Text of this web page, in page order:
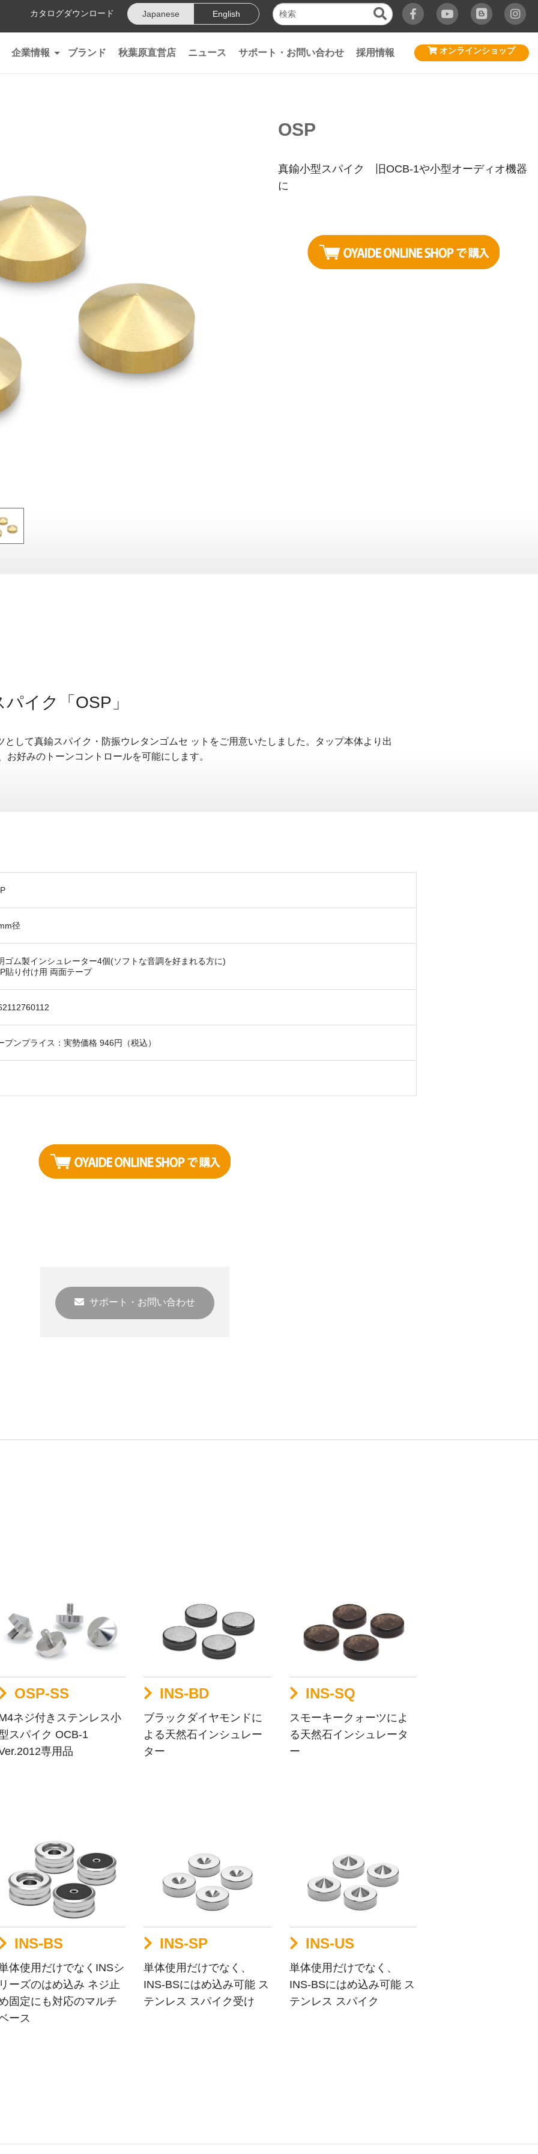
カタログダウンロード Japanese English
企業情報 ブランド 秋葉原直営店 ニュース サポート・お問い合わせ 採用情報 オンラインショップ
OSP
真鍮小型スパイク 旧OCB-1や小型オーディオ機器
に
イク「OSP」
として真鍮スパイク・防振ウレタンゴムセ ットをご用意いたしました。タップ本体より出
お好みのトーンコントロールを可能にします。
径
ゴム製インシュレーター4個(ソフトな音調を好まれる方に)
貼り付け用 両面テープ
プンプライス：実勢価格 946円（税込）
サポート・お問い合わせ
OSP-SS
ネジ付きステンレス小
スパイク OCB-1
専用品
INS-BD
ブラックダイヤモンドに
よる天然石インシュレー
ター
INS-SQ
スモーキークォーツによ
る天然石インシュレータ
ー
INS-BS
体使用だけでなくINSシ
リーズのはめ込み ネジ止
固定にも対応のマルチ
ース
INS-SP
単体使用だけでなく、
INS-BSにはめ込み可能 ス
テンレス スパイク受け
INS-US
単体使用だけでなく、
INS-BSにはめ込み可能 ス
テンレス スパイク